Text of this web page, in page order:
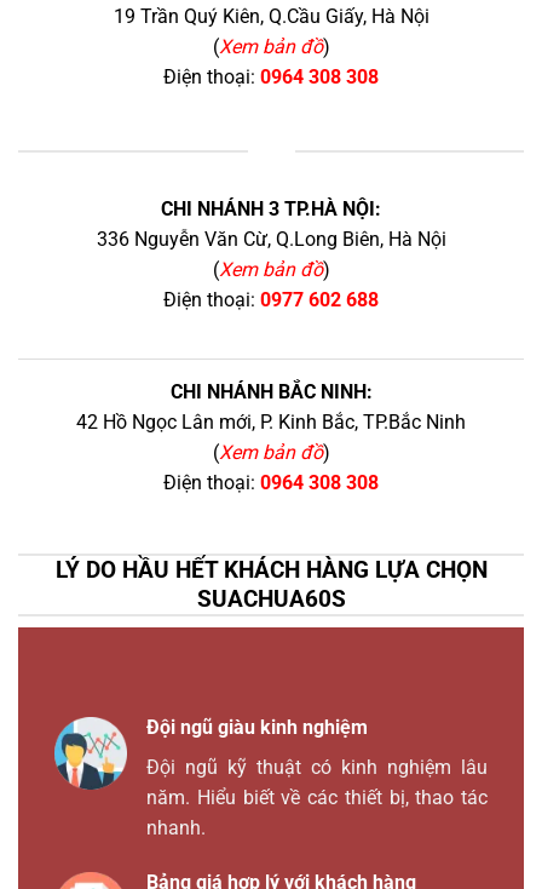
19 Trần Quý Kiên, Q.Cầu Giấy, Hà Nội
(Xem bản đồ)
Điện thoại: 0964 308 308
CHI NHÁNH 3 TP.HÀ NỘI:
336 Nguyễn Văn Cừ, Q.Long Biên, Hà Nội
(Xem bản đồ)
Điện thoại: 0977 602 688
CHI NHÁNH BẮC NINH:
42 Hồ Ngọc Lân mới, P. Kinh Bắc, TP.Bắc Ninh
(Xem bản đồ)
Điện thoại: 0964 308 308
LÝ DO HẦU HẾT KHÁCH HÀNG LỰA CHỌN
SUACHUA60S
Đội ngũ giàu kinh nghiệm
Đội ngũ kỹ thuật có kinh nghiệm lâu
năm. Hiểu biết về các thiết bị, thao tác
nhanh.
Bảng giá hợp lý với khách hàng